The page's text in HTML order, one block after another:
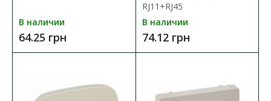
Механизм электрической розетки Schneider Electirc TV из
серии Unica. Комплектация: 1-модульный механ..
20.00 грн
В КОРЗИНУ
В наличии
64.25 грн
RJ11+RJ45
В наличии
74.12 грн